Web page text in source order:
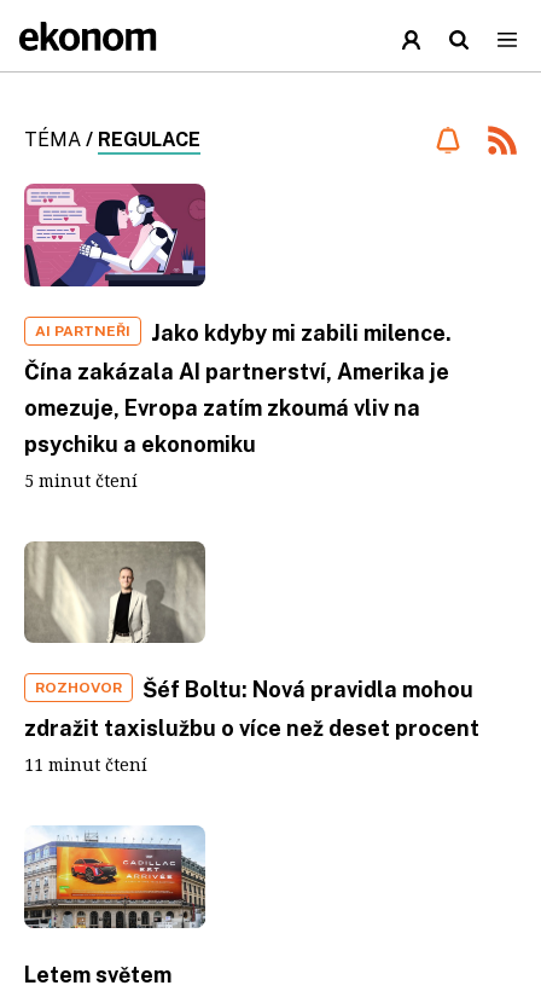
TÉMA / REGULACE
AI PARTNEŘI
Jako kdyby mi zabili milence.
Čína zakázala AI partnerství, Amerika je
omezuje, Evropa zatím zkoumá vliv na
psychiku a ekonomiku
5 minut čtení
ROZHOVOR
Šéf Boltu: Nová pravidla mohou
zdražit taxislužbu o více než deset procent
11 minut čtení
Letem světem